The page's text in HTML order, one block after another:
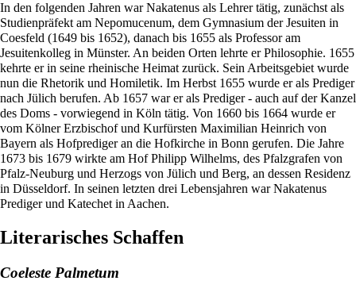
In den folgenden Jahren war Nakatenus als Lehrer tätig, zunächst als
Studienpräfekt am Nepomucenum, dem Gymnasium der Jesuiten in
Coesfeld (1649 bis 1652), danach bis 1655 als Professor am
Jesuitenkolleg in Münster. An beiden Orten lehrte er Philosophie. 1655
kehrte er in seine rheinische Heimat zurück. Sein Arbeitsgebiet wurde
nun die Rhetorik und Homiletik. Im Herbst 1655 wurde er als Prediger
nach Jülich berufen. Ab 1657 war er als Prediger - auch auf der Kanzel
des Doms - vorwiegend in Köln tätig. Von 1660 bis 1664 wurde er
vom Kölner Erzbischof und Kurfürsten Maximilian Heinrich von
Bayern als Hofprediger an die Hofkirche in Bonn gerufen. Die Jahre
1673 bis 1679 wirkte am Hof Philipp Wilhelms, des Pfalzgrafen von
Pfalz-Neuburg und Herzogs von Jülich und Berg, an dessen Residenz
in Düsseldorf. In seinen letzten drei Lebensjahren war Nakatenus
Prediger und Katechet in Aachen.
Literarisches Schaffen
Coeleste Palmetum